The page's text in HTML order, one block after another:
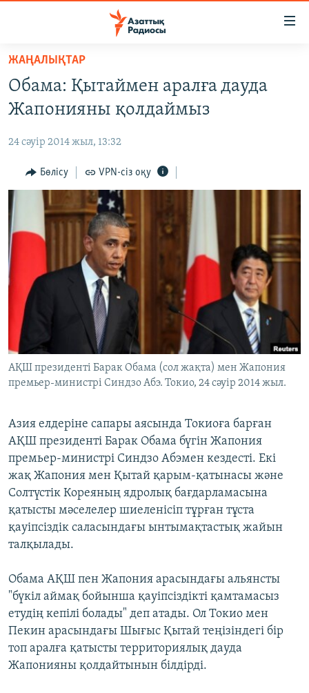
Skip
main
content
to
Navigation
Skip
to
Search
ЖАҢАЛЫҚТАР
ҚАҢТАР ОҚИҒАСЫ
АДАМ ҚҰҚЫҚТАРЫ
ӘЛЕУМЕТ
АРНАЙЫ ЖОБАЛАР
Русский
ЖАЗЫЛЫҢЫЗ
Басқа тілдерде
ЖАҢАЛЫҚТАР
Обама: Қытаймен аралға дауда
Жапонияны қолдаймыз
24 сәуір 2014 жыл, 13:32
Бөлісу VPN-сіз оқу
АҚШ президенті Барак Обама (сол жақта) мен Жапония
премьер-министрі Синдзо Абэ. Токио, 24 сәуір 2014 жыл.
Азия елдеріне сапары аясында Токиоға барған
АҚШ президенті Барак Обама бүгін Жапония
премьер-министрі Синдзо Абэмен кездесті. Екі
жақ Жапония мен Қытай қарым-қатынасы және
Солтүстік Кореяның ядролық бағдарламасына
қатысты мәселелер шиеленісіп тұрған тұста
қауіпсіздік саласындағы ынтымақтастық жайын
талқылады.
Обама АҚШ пен Жапония арасындағы альянсты
"бүкіл аймақ бойынша қауіпсіздікті қамтамасыз
етудің кепілі болады" деп атады. Ол Токио мен
Пекин арасындағы Шығыс Қытай теңізіндегі бір
топ аралға қатысты территориялық дауда
Жапонияны қолдайтынын білдірді.